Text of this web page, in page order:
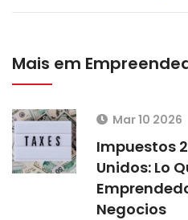
Mais em
Mar 10 2026
Impuestos
Unidos: Lo
Negocios